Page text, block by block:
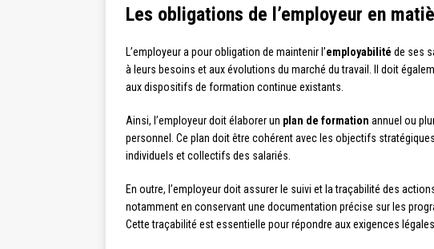
Les obligations de l’employeur en
L’employeur a pour obligation de maintenir l’employabilité de ses
à leurs besoins et aux évolutions du marché du travail. Il doit
aux dispositifs de formation continue existants.
Ainsi, l’employeur doit élaborer un plan de formation annuel ou
personnel. Ce plan doit être cohérent avec les objectifs
individuels et collectifs des salariés.
En outre, l’employeur doit assurer le suivi et la traçabilité des
notamment en conservant une documentation précise sur les
Cette traçabilité est essentielle pour répondre aux exigences